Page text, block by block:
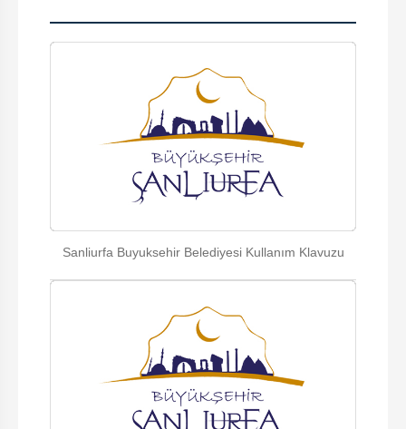
Sanliurfa Buyuksehir Belediyesi Kullanım Klavuzu